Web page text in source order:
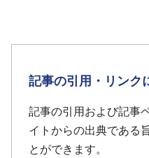
記事の引用・リンク
記事の引用および記事
イトからの出典である
とができます。